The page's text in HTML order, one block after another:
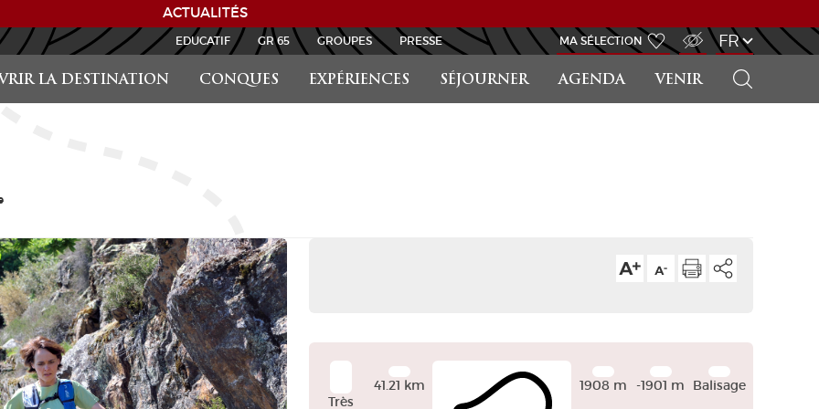
ACTUALITÉS
LA DESTINATION CONQUES EXPÉRIENCES SÉJOURNER AGENDA VENIR
EDUCATIF GR 65 GROUPES PRESSE MA SÉLECTION FR
Très
41.21 km 1908 m -1901 m Balisage